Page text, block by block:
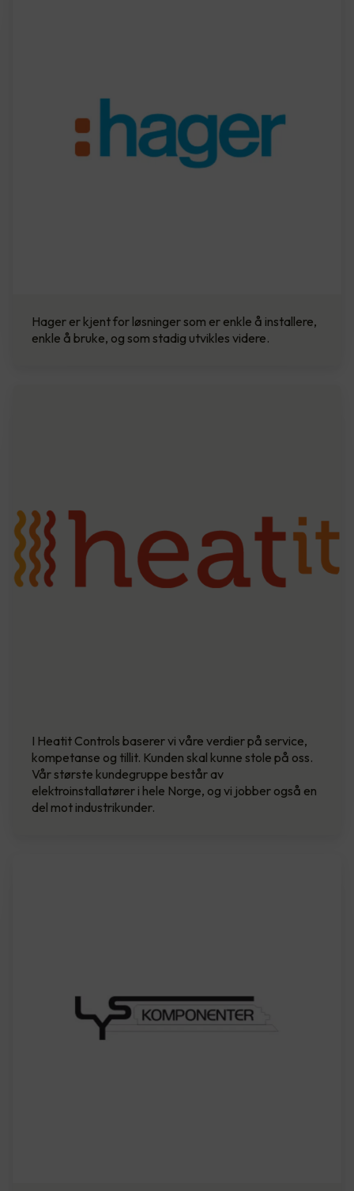
Hager er kjent for løsninger som er enkle å installere,
enkle å bruke, og som stadig utvikles videre.
I Heatit Controls baserer vi våre verdier på service,
kompetanse og tillit. Kunden skal kunne stole på oss.
Vår største kundegruppe består av
elektroinstallatører i hele Norge, og vi jobber også en
del mot industrikunder.